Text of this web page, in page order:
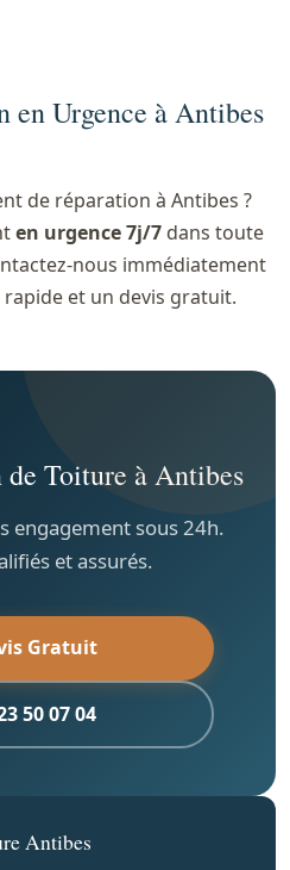
en Urgence à Antibes
de réparation à Antibes ?
en urgence 7j/7 dans toute
nous immédiatement
et un devis gratuit.
Toiture à Antibes
engagement sous 24h.
et assurés.
Gratuit
50 07 04
Antibes